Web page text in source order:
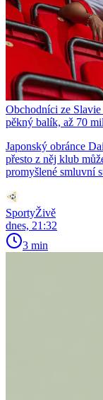
Obchodníci ze
pěkný balík, až 70
Japonský obránce
přesto z něj klub
promyšlené smluvní
SportyŽivě
dnes, 21:32
3 min